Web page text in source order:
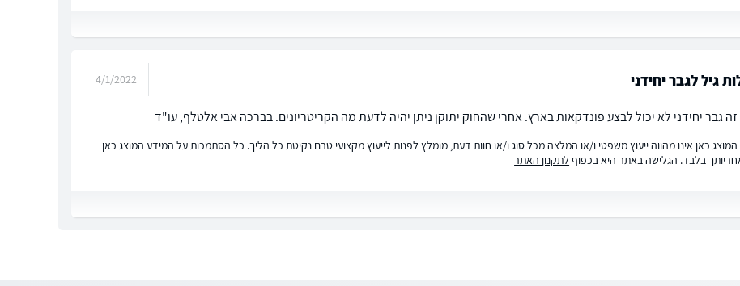
גיל לגבר יחידני 4/1/2022
גבר יחידני לא יכול לבצע פונדקאות בארץ. אחרי שהחוק יתוקן ניתן יהיה לדעת מה הקריטריונים. בברכה אבי אלטלף, עו"ד
כאן אינו מהווה ייעוץ משפטי ו/או המלצה מכל סוג ו/או חוות דעת, מומלץ לפנות לייעוץ מקצועי טרם נקיטת כל הליך. כל הסתמכות על המידע המוצג כאן
בלבד. הגלישה באתר היא בכפוף לתקנון האתר